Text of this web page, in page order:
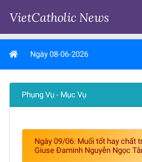
VietCatholic News
Ngày 08-06-2026
Phụng Vụ - Mục Vụ
Ngày 09/06: Muối tốt hay chất
Giuse Đaminh Nguyễn Ngọc